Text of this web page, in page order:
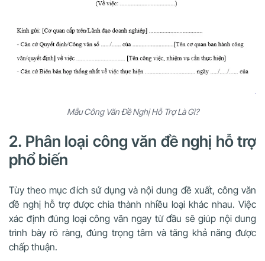
Mẫu Công Văn Đề Nghị Hỗ Trợ Là Gì?
2. Phân loại công văn đề nghị hỗ trợ
phổ biến
Tùy theo mục đích sử dụng và nội dung đề xuất, công văn
đề nghị hỗ trợ được chia thành nhiều loại khác nhau. Việc
xác định đúng loại công văn ngay từ đầu sẽ giúp nội dung
trình bày rõ ràng, đúng trọng tâm và tăng khả năng được
chấp thuận.